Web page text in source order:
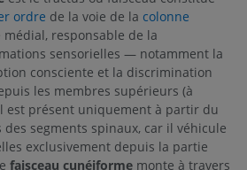
ordre de la voie de la colonne
responsable de la
sensorielles — notamment la
consciente et la discrimination
les membres supérieurs (à
est présent uniquement à partir du
des segments spinaux, car il véhicule
exclusivement depuis la partie
faisceau cunéiforme monte à travers